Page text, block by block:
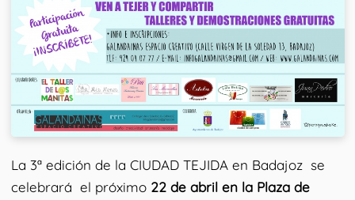
La 3ª edición de la CIUDAD TEJIDA en Badajoz se
celebrará el próximo 22 de abril en la Plaza de